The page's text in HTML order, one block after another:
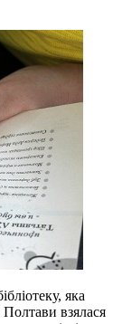
яка
взялася